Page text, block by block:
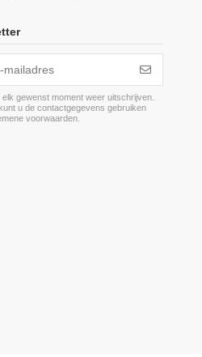
elk gewenst moment weer uitschrijven.
u de contactgegevens gebruiken
voorwaarden.